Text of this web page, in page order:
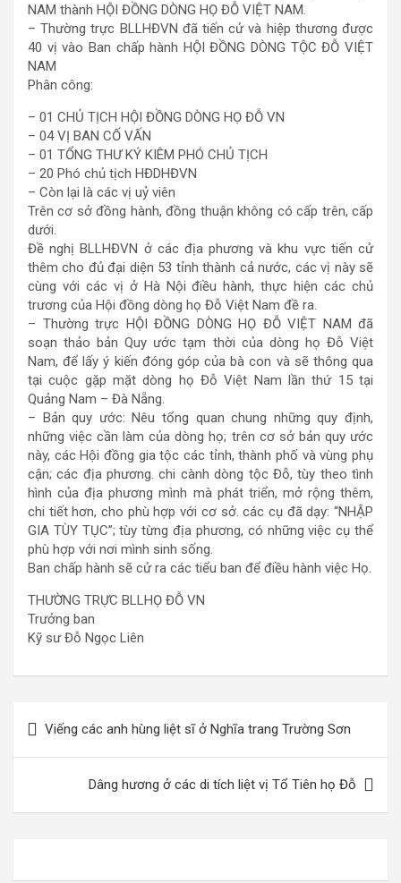
NAM thành HỘI ĐỒNG DÒNG HỌ ĐỖ VIỆT NAM.
– Thường trực BLLHĐVN đã tiến cử và hiệp thương được
40 vị vào Ban chấp hành HỘI ĐỒNG DÒNG TỘC ĐỖ VIỆT
NAM
Phân công:
– 01 CHỦ TỊCH HỘI ĐỒNG DÒNG HỌ ĐỖ VN
– 04 VỊ BAN CỐ VẤN
– 01 TỔNG THƯ KÝ KIÊM PHÓ CHỦ TỊCH
– 20 Phó chủ tịch HĐDHĐVN
– Còn lại là các vị uỷ viên
Trên cơ sở đồng hành, đồng thuận không có cấp trên, cấp
dưới.
Đề nghị BLLHĐVN ở các địa phương và khu vực tiến cử
thêm cho đủ đại diện 53 tỉnh thành cả nước, các vị này sẽ
cùng với các vị ở Hà Nội điều hành, thực hiện các chủ
trương của Hội đồng dòng họ Đỗ Việt Nam đề ra.
– Thường trực HỘI ĐỒNG DÒNG HỌ ĐỖ VIỆT NAM đã
soạn thảo bản Quy ước tạm thời của dòng họ Đỗ Việt
Nam, để lấy ý kiến đóng góp của bà con và sẽ thông qua
tại cuộc gặp mặt dòng họ Đỗ Việt Nam lần thứ 15 tại
Quảng Nam – Đà Nẵng.
– Bản quy ước: Nêu tổng quan chung những quy định,
những việc cần làm của dòng họ; trên cơ sở bản quy ước
này, các Hội đồng gia tộc các tỉnh, thành phố và vùng phụ
cận; các địa phương. chi cành dòng tộc Đỗ, tùy theo tình
hình của địa phương mình mà phát triển, mở rộng thêm,
chi tiết hơn, cho phù hợp với cơ sở. các cụ đã dạy: “NHẬP
GIA TÙY TỤC”; tùy từng địa phương, có những việc cụ thể
phù hợp với nơi mình sinh sống.
Ban chấp hành sẽ cử ra các tiểu ban để điều hành việc Họ.
THƯỜNG TRỰC BLLHỌ ĐỖ VN
Trưởng ban
Kỹ sư Đỗ Ngọc Liên
hướng
Viếng các anh hùng liệt sĩ ở Nghĩa trang Trường Sơn
Dâng hương ở các di tích liệt vị Tổ Tiên họ Đỗ